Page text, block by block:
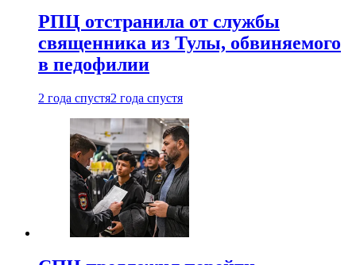
РПЦ отстранила от службы
священника из Тулы, обвиняемого
в педофилии
2 года спустя2 года спустя